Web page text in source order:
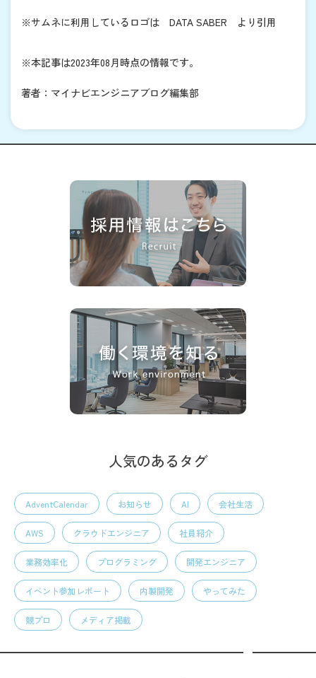
※サムネに利用しているロゴは DATA SABER より引用
※本記事は2023年08月時点の情報です。
著者：マイナビエンジニアブログ編集部
人気のあるタグ
AdventCalendar お知らせ AI 会社生活
AWS クラウドエンジニア 社員紹介
業務効率化 プログラミング 開発エンジニア
イベント参加レポート 内製開発 やってみた
競プロ メディア掲載